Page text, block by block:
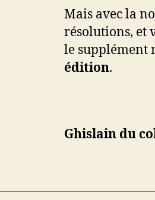
Mais avec la
résolutions, et
le supplément
édition.
Ghislain du